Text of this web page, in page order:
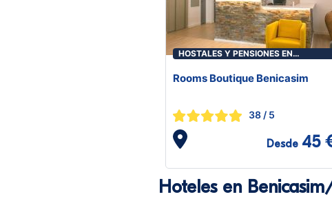
HOSTALES Y PENSIONES EN
Rooms Boutique Benicasim
38 / 5
Desde 45
Hoteles en